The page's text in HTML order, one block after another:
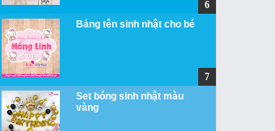
Bảng tên sinh nhật cho bé
Set bóng sinh nhật màu
vàng